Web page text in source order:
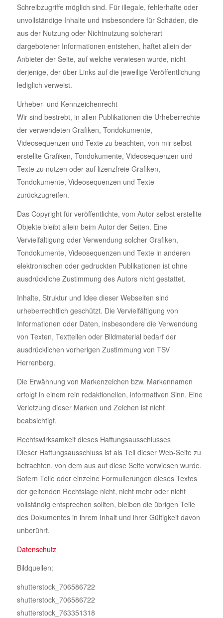
Schreibzugriffe möglich sind. Für illegale, fehlerhafte oder
unvollständige Inhalte und insbesondere für Schäden, die
aus der Nutzung oder Nichtnutzung solcherart
dargebotener Informationen entstehen, haftet allein der
Anbieter der Seite, auf welche verwiesen wurde, nicht
derjenige, der über Links auf die jeweilige Veröffentlichung
lediglich verweist.
Urheber- und Kennzeichenrecht
Wir sind bestrebt, in allen Publikationen die Urheberrechte
der verwendeten Grafiken, Tondokumente,
Videosequenzen und Texte zu beachten, von mir selbst
erstellte Grafiken, Tondokumente, Videosequenzen und
Texte zu nutzen oder auf lizenzfreie Grafiken,
Tondokumente, Videosequenzen und Texte
zurückzugreifen.
Das Copyright für veröffentlichte, vom Autor selbst erstellte
Objekte bleibt allein beim Autor der Seiten. Eine
Vervielfältigung oder Verwendung solcher Grafiken,
Tondokumente, Videosequenzen und Texte in anderen
elektronischen oder gedruckten Publikationen ist ohne
ausdrückliche Zustimmung des Autors nicht gestattet.
Inhalte, Struktur und Idee dieser Webseiten sind
urheberrechtlich geschützt. Die Vervielfältigung von
Informationen oder Daten, insbesondere die Verwendung
von Texten, Textteilen oder Bildmaterial bedarf der
ausdrücklichen vorherigen Zustimmung von TSV
Herrenberg.
Die Erwähnung von Markenzeichen bzw. Markennamen
erfolgt in einem rein redaktionellen, informativen Sinn. Eine
Verletzung dieser Marken und Zeichen ist nicht
beabsichtigt.
Rechtswirksamkeit dieses Haftungsausschlusses
Dieser Haftungsausschluss ist als Teil dieser Web-Seite zu
betrachten, von dem aus auf diese Seite verwiesen wurde.
Sofern Teile oder einzelne Formulierungen dieses Textes
der geltenden Rechtslage nicht, nicht mehr oder nicht
vollständig entsprechen sollten, bleiben die übrigen Teile
des Dokumentes in ihrem Inhalt und ihrer Gültigkeit davon
unberührt.
Datenschutz
Bildquellen:
shutterstock_706586722
shutterstock_706586722
shutterstock_763351318